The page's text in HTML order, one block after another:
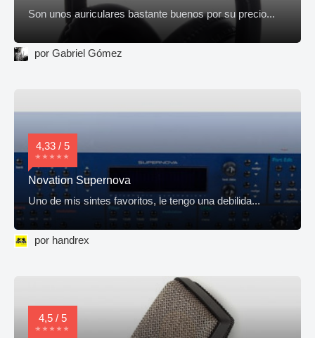
Son unos auriculares bastante buenos por su precio...
por Gabriel Gómez
4,33 / 5
Novation Supernova
Uno de mis sintes favoritos, le tengo una debilida...
por handrex
4,5 / 5